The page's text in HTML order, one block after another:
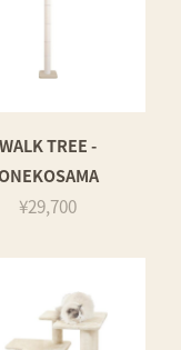
WALK TREE -
¥29,700